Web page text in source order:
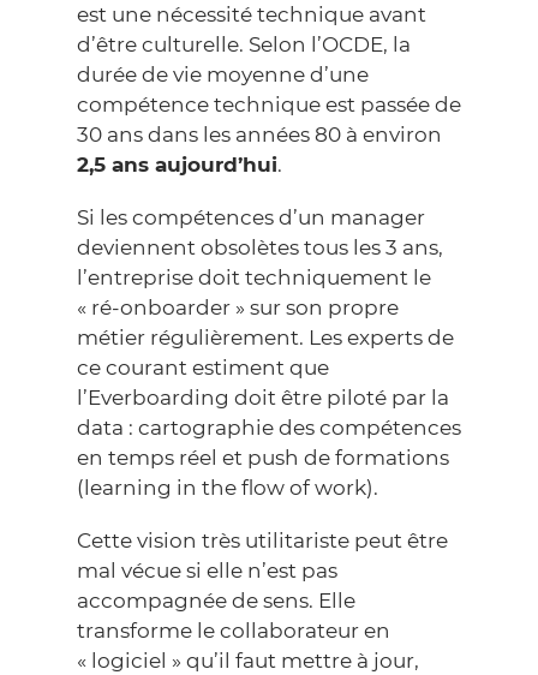
est une nécessité technique avant
d’être culturelle. Selon l’OCDE, la
durée de vie moyenne d’une
compétence technique est passée de
30 ans dans les années 80 à environ
2,5 ans aujourd’hui.
Si les compétences d’un manager
deviennent obsolètes tous les 3 ans,
l’entreprise doit techniquement le
« ré-onboarder » sur son propre
métier régulièrement. Les experts de
ce courant estiment que
l’Everboarding doit être piloté par la
data : cartographie des compétences
en temps réel et push de formations
(learning in the flow of work).
Cette vision très utilitariste peut être
mal vécue si elle n’est pas
accompagnée de sens. Elle
transforme le collaborateur en
« logiciel » qu’il faut mettre à jour,